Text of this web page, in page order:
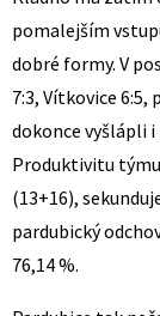
pomalejším
dobré formy. V
7:3, Vítkovice 6:5,
dokonce vyšlápli i
Produktivitu
(13+16),
pardubický
76,14 %.